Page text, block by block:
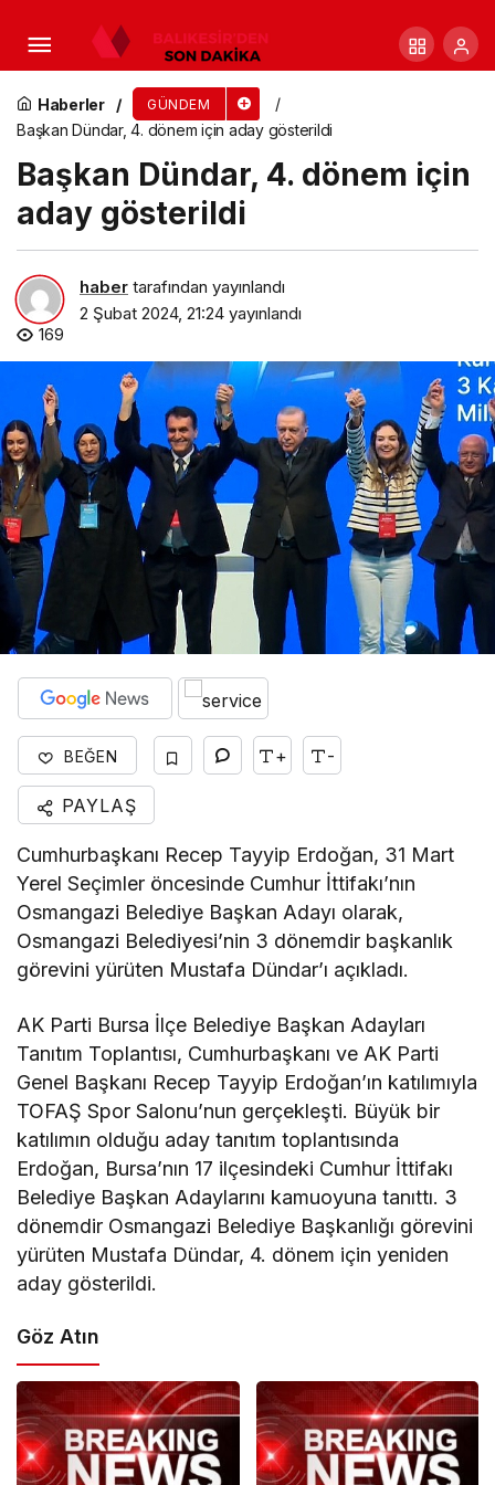
Haberler GÜNDEM
Başkan Dündar, 4. dönem için aday gösterildi
Başkan Dündar, 4. dönem için
aday gösterildi
haber tarafından yayınlandı
2 Şubat 2024, 21:24 yayınlandı
169
BEĞEN + -
PAYLAŞ
Cumhurbaşkanı Recep Tayyip Erdoğan, 31 Mart
Yerel Seçimler öncesinde Cumhur İttifakı’nın
Osmangazi Belediye Başkan Adayı olarak,
Osmangazi Belediyesi’nin 3 dönemdir başkanlık
görevini yürüten Mustafa Dündar’ı açıkladı.
AK Parti Bursa İlçe Belediye Başkan Adayları
Tanıtım Toplantısı, Cumhurbaşkanı ve AK Parti
Genel Başkanı Recep Tayyip Erdoğan’ın katılımıyla
TOFAŞ Spor Salonu’nun gerçekleşti. Büyük bir
katılımın olduğu aday tanıtım toplantısında
Erdoğan, Bursa’nın 17 ilçesindeki Cumhur İttifakı
Belediye Başkan Adaylarını kamuoyuna tanıttı. 3
dönemdir Osmangazi Belediye Başkanlığı görevini
yürüten Mustafa Dündar, 4. dönem için yeniden
aday gösterildi.
Göz Atın
Antalya Büyükşehir Belediyesi’nde işçilere
yüzde 80 zam